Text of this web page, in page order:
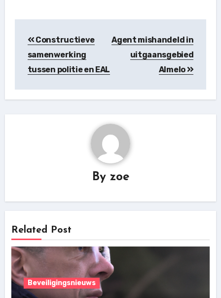
navigation
Constructieve
samenwerking
tussen politie en EAL
Agent mishandeld in
uitgaansgebied
Almelo
By zoe
Related Post
Beveiligingsnieuws